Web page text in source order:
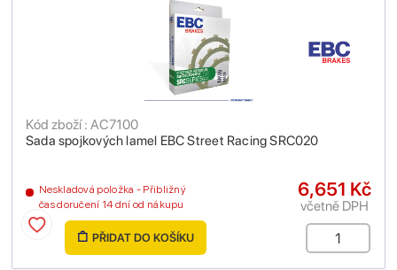
Sada spojkových lamel EBC Street Racing SRC020
Kód zboží : AC7100
Neskladová položka - Přibližný
čas doručení 14 dní od nákupu
6,651 Kč
včetně DPH
PŘIDAT DO KOŠÍKU